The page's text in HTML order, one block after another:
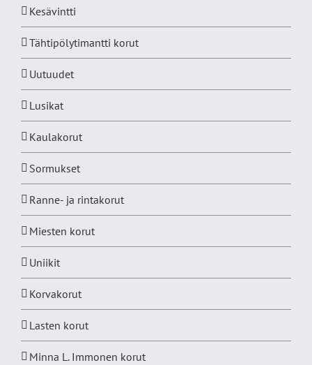
Kesävintti
Tähtipölytimantti korut
Uutuudet
Lusikat
Kaulakorut
Sormukset
Ranne- ja rintakorut
Miesten korut
Uniikit
Korvakorut
Lasten korut
Minna L. Immonen korut